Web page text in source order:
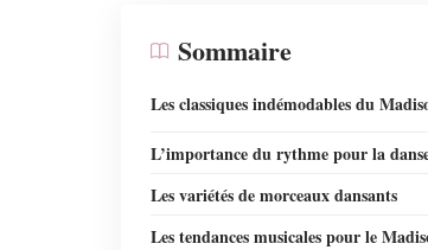
Sommaire
Les classiques indémodables du
L’importance du rythme pour la
Les variétés de morceaux dansants
Les tendances musicales pour le